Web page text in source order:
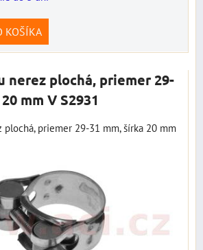
nerez plochá, priemer 29-
mm V S2931
plochá, priemer 29-31 mm, šírka 20 mm